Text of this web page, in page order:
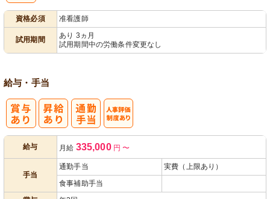
資格必須 准看護師
試用期間
あり 3ヵ月
試用期間中の労働条件変更なし
給与・手当
給与 月給 335,000円〜
手当
通勤手当
実費（上限あり）
食事補助手当